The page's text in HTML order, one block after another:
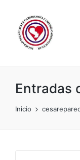
Entradas
Inicio